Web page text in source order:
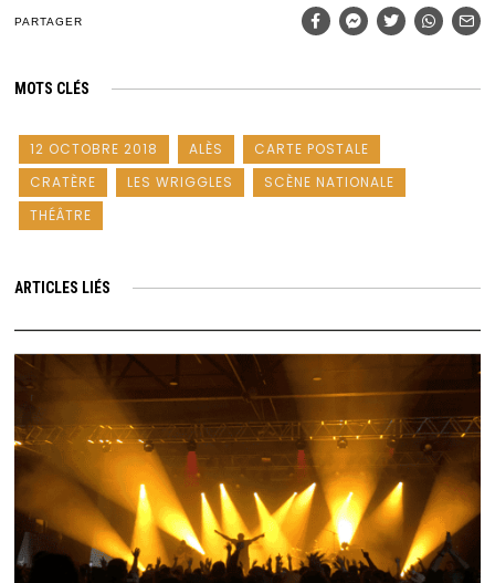
PARTAGER
MOTS CLÉS
12 OCTOBRE 2018 ALÈS
CARTE POSTALE
CRATÈRE
LES WRIGGLES
SCÈNE NATIONALE
THÉÂTRE
ARTICLES LIÉS